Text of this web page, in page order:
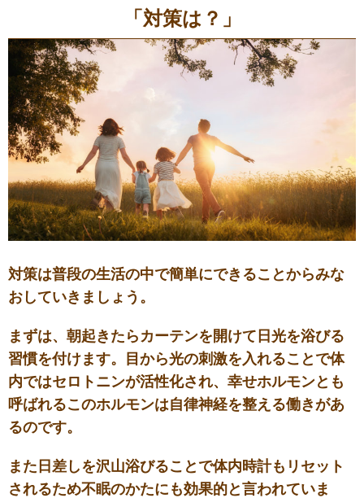
「対策は？」
対策は普段の生活の中で簡単にできることからみな
おしていきましょう。
まずは、朝起きたらカーテンを開けて日光を浴びる
習慣を付けます。目から光の刺激を入れることで体
内ではセロトニンが活性化され、幸せホルモンとも
呼ばれるこのホルモンは自律神経を整える働きがあ
るのです。
また日差しを沢山浴びることで体内時計もリセット
されるため不眠のかたにも効果的と言われていま